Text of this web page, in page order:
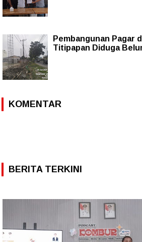
Pembangunan Pagar
Titipapan Diduga
KOMENTAR
BERITA TERKINI